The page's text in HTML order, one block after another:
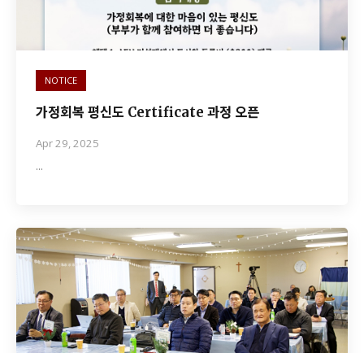
NOTICE
가정회복 평신도 Certificate 과정 오픈
Apr 29, 2025
…